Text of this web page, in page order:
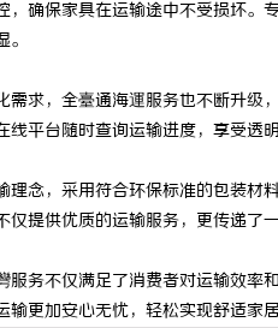
，确保家具在运输途中不受损坏
需求，全臺通海運服务也不断升
线平台随时查询运输进度，享受透
理念，采用符合环保标准的包装
仅提供优质的运输服务，更传递了
服务不仅满足了消费者对运输效
输更加安心无忧，轻松实现舒适家